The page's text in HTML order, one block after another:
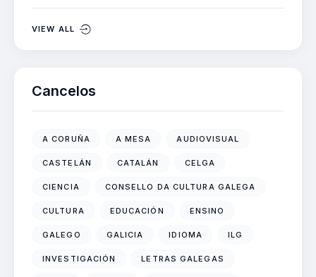
VIEW ALL
Cancelos
A CORUÑA A MESA AUDIOVISUAL
CASTELÁN CATALÁN CELGA
CIENCIA CONSELLO DA CULTURA GALEGA
CULTURA EDUCACIÓN ENSINO
GALEGO GALICIA IDIOMA ILG
INVESTIGACIÓN LETRAS GALEGAS